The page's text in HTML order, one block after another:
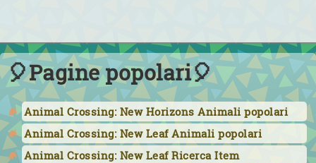
🎈Pagine popolari🎈
Animal Crossing: New Horizons Animali popolari
Animal Crossing: New Leaf Animali popolari
Animal Crossing: New Leaf Ricerca Item